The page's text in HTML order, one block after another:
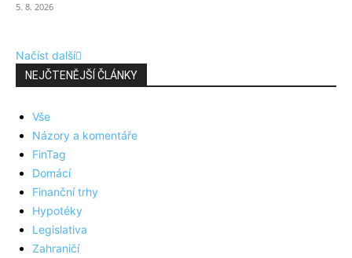
5. 8. 2026
Načíst další
NEJČTENĚJŠÍ ČLÁNKY
Vše
Názory a komentáře
FinTag
Domácí
Finanční trhy
Hypotéky
Legislativa
Zahraničí